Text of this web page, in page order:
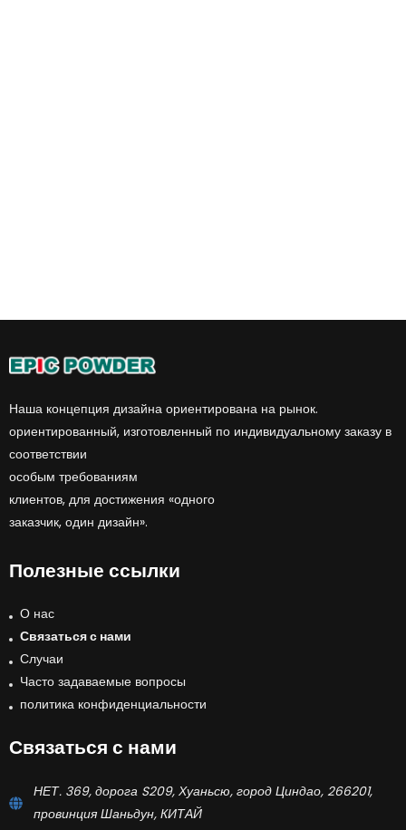
Наша концепция дизайна ориентирована на рынок.
ориентированный, изготовленный по индивидуальному заказу в
соответствии
особым требованиям
клиентов, для достижения «одного
заказчик, один дизайн».
Полезные ссылки
О нас
Связаться с нами
Случаи
Часто задаваемые вопросы
политика конфиденциальности
Связаться с нами
НЕТ. 369, дорога S209, Хуаньсю, город Циндао, 266201,
провинция Шаньдун, КИТАЙ